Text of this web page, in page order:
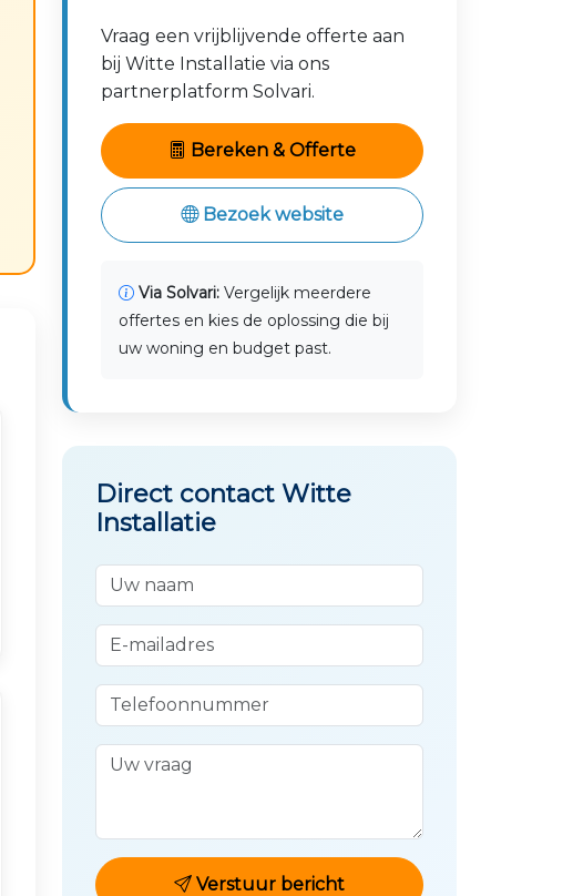
Vraag een vrijblijvende offerte aan
bij Witte Installatie via ons
partnerplatform Solvari.
Bereken & Offerte
Bezoek website
Via Solvari: Vergelijk meerdere
offertes en kies de oplossing die bij
uw woning en budget past.
Direct contact Witte
Installatie
Uw naam
E-mailadres
Telefoonnummer
Uw vraag
Verstuur bericht